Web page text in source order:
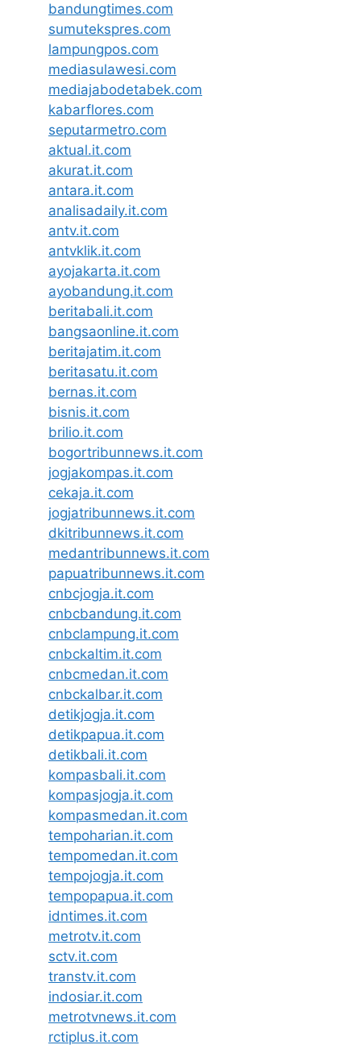
bandungtimes.com
sumutekspres.com
lampungpos.com
mediasulawesi.com
mediajabodetabek.com
kabarflores.com
seputarmetro.com
aktual.it.com
akurat.it.com
antara.it.com
analisadaily.it.com
antv.it.com
antvklik.it.com
ayojakarta.it.com
ayobandung.it.com
beritabali.it.com
bangsaonline.it.com
beritajatim.it.com
beritasatu.it.com
bernas.it.com
bisnis.it.com
brilio.it.com
bogortribunnews.it.com
jogjakompas.it.com
cekaja.it.com
jogjatribunnews.it.com
dkitribunnews.it.com
medantribunnews.it.com
papuatribunnews.it.com
cnbcjogja.it.com
cnbcbandung.it.com
cnbclampung.it.com
cnbckaltim.it.com
cnbcmedan.it.com
cnbckalbar.it.com
detikjogja.it.com
detikpapua.it.com
detikbali.it.com
kompasbali.it.com
kompasjogja.it.com
kompasmedan.it.com
tempoharian.it.com
tempomedan.it.com
tempojogja.it.com
tempopapua.it.com
idntimes.it.com
metrotv.it.com
sctv.it.com
transtv.it.com
indosiar.it.com
metrotvnews.it.com
rctiplus.it.com